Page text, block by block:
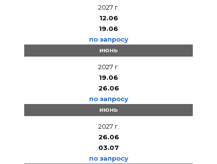
2027 г.
12.06
19.06
по запросу
июнь
2027 г.
19.06
26.06
по запросу
июнь
2027 г.
26.06
03.07
по запросу